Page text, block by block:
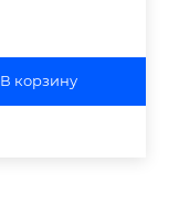
В корзину